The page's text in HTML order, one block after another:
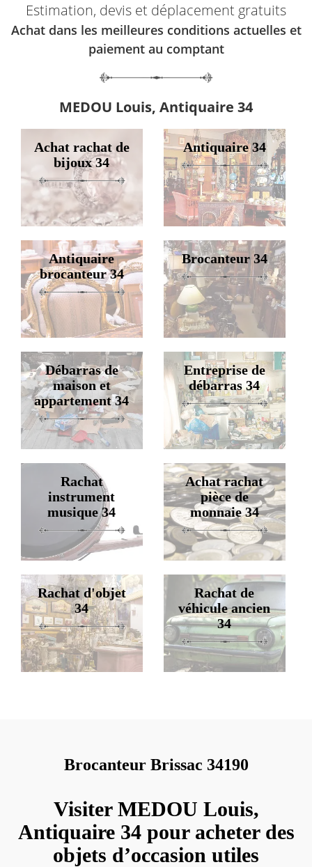
Estimation, devis et déplacement gratuits
Achat dans les meilleures conditions actuelles et
paiement au comptant
MEDOU Louis, Antiquaire 34
Achat rachat de
bijoux 34
Antiquaire 34
Antiquaire
brocanteur 34
Brocanteur 34
Débarras de
maison et
appartement 34
Entreprise de
débarras 34
Rachat
instrument
musique 34
Achat rachat
pièce de
monnaie 34
Rachat d'objet
34
Rachat de
véhicule ancien
34
Brocanteur Brissac 34190
Visiter MEDOU Louis,
Antiquaire 34 pour acheter des
objets d’occasion utiles